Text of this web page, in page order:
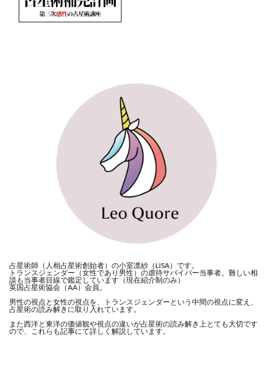
占星術師（人相占星術創始者）の小室凛紗（LISA）です。
トランスジェンダー（女性であり男性）の虐待サバイバー当事者。難しい相
談も当事者目線で鑑定しています（現在紹介制のみ）
英国占星術協会（AA）会員。
男性の視点と女性の視点を、トランスジェンダーという中間の視点に変え、
占星術の読み解きに取り入れています。
また西洋と東洋の価値観や視点の違いが占星術の読み解き上とても大切です
ので、これらも記事にて詳しく解説しています。